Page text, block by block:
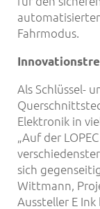
Fahrmodus.
Als Schlüssel-
Elektronik in
„Auf der
sich
Wittmann,
Aussteller E